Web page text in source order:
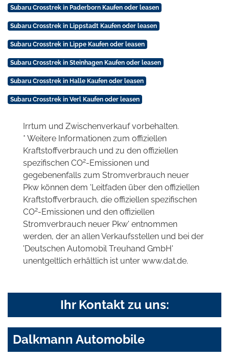
Subaru Crosstrek in Paderborn Kaufen oder leasen
Subaru Crosstrek in Lippstadt Kaufen oder leasen
Subaru Crosstrek in Lippe Kaufen oder leasen
Subaru Crosstrek in Steinhagen Kaufen oder leasen
Subaru Crosstrek in Halle Kaufen oder leasen
Subaru Crosstrek in Verl Kaufen oder leasen
Irrtum und Zwischenverkauf vorbehalten.
* Weitere Informationen zum offiziellen
Kraftstoffverbrauch und zu den offiziellen
spezifischen CO2-Emissionen und
gegebenenfalls zum Stromverbrauch neuer
Pkw können dem 'Leitfaden über den offiziellen
Kraftstoffverbrauch, die offiziellen spezifischen
CO2-Emissionen und den offiziellen
Stromverbrauch neuer Pkw' entnommen
werden, der an allen Verkaufsstellen und bei der
'Deutschen Automobil Treuhand GmbH'
unentgeltlich erhältlich ist unter www.dat.de.
Ihr Kontakt zu uns:
Dalkmann Automobile